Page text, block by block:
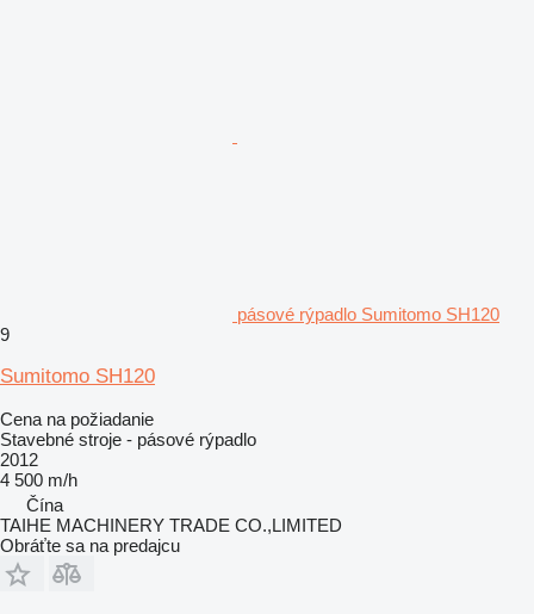
pásové rýpadlo Sumitomo SH120
9
Sumitomo SH120
Cena na požiadanie
Stavebné stroje - pásové rýpadlo
2012
4 500 m/h
Čína
TAIHE MACHINERY TRADE CO.,LIMITED
Obráťte sa na predajcu